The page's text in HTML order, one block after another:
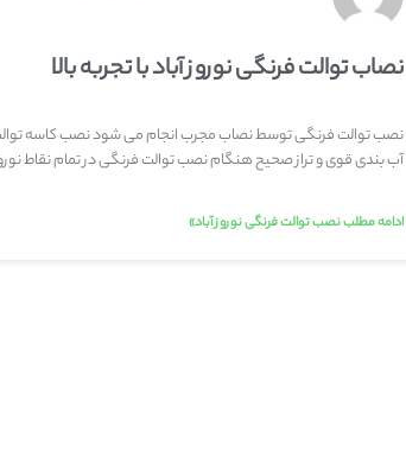
نصاب توالت فرنگی نوروز آباد با تجربه بالا
نصب توالت فرنگی توسط نصاب مجرب انجام می شود نصب کاسه
آب بندی قوی و تراز صحیح هنگام نصب توالت فرنگی در تمام نقاط
ادامه مطلب نصب توالت فرنگی نوروز آباد»